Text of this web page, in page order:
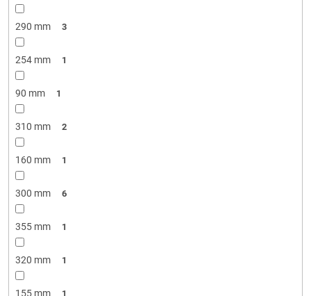
290 mm 3
254 mm 1
90 mm 1
310 mm 2
160 mm 1
300 mm 6
355 mm 1
320 mm 1
155 mm 1